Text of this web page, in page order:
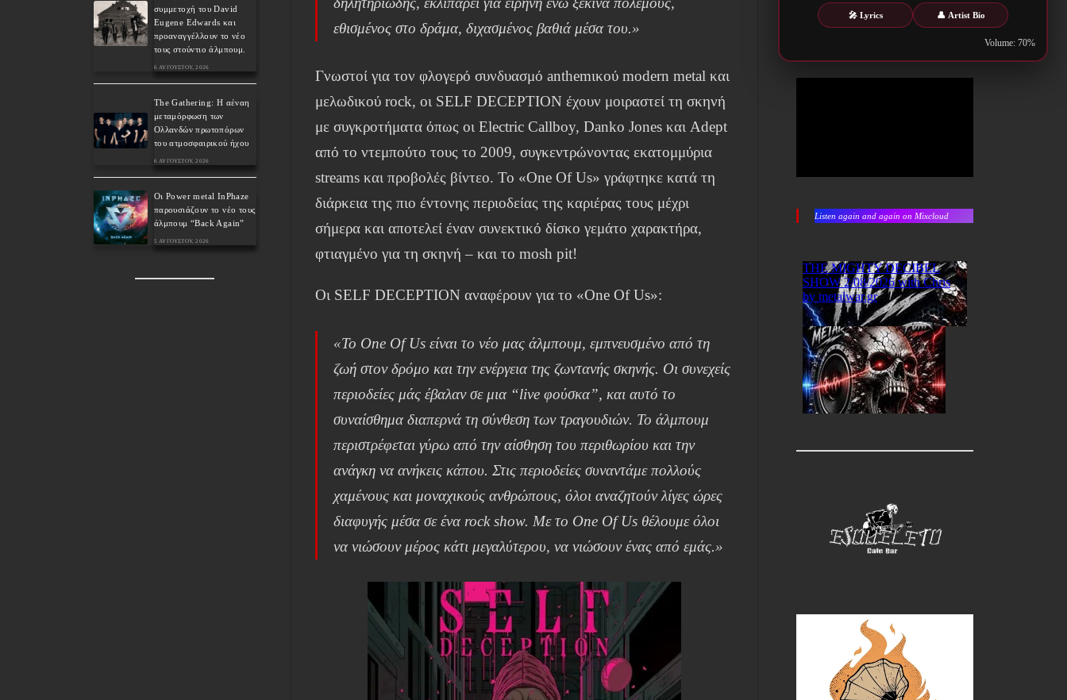
🎤 Lyrics 👤 Artist Bio
Volume: 70%
εθισμένος στο δράμα, διχασμένος βαθιά μέσα του.»
Γνωστοί για τον φλογερό συνδυασμό anthemικού modern metal και
μελωδικού rock, οι SELF DECEPTION έχουν μοιραστεί τη σκηνή
με συγκροτήματα όπως οι Electric Callboy, Danko Jones και Adept
από το ντεμπούτο τους το 2009, συγκεντρώνοντας εκατομμύρια
streams και προβολές βίντεο. Το «One Of Us» γράφτηκε κατά τη
διάρκεια της πιο έντονης περιοδείας της καριέρας τους μέχρι
σήμερα και αποτελεί έναν συνεκτικό δίσκο γεμάτο χαρακτήρα,
φτιαγμένο για τη σκηνή – και το mosh pit!
Οι SELF DECEPTION αναφέρουν για το «One Of Us»:
«Το One Of Us είναι το νέο μας άλμπουμ, εμπνευσμένο από τη
ζωή στον δρόμο και την ενέργεια της ζωντανής σκηνής. Οι συνεχείς
περιοδείες μάς έβαλαν σε μια “live φούσκα”, και αυτό το
συναίσθημα διαπερνά τη σύνθεση των τραγουδιών. Το άλμπουμ
περιστρέφεται γύρω από την αίσθηση του περιθωρίου και την
ανάγκη να ανήκεις κάπου. Στις περιοδείες συναντάμε πολλούς
χαμένους και μοναχικούς ανθρώπους, όλοι αναζητούν λίγες ώρες
διαφυγής μέσα σε ένα rock show. Με το One Of Us θέλουμε όλοι
να νιώσουν μέρος κάτι μεγαλύτερου, να νιώσουν ένας από εμάς.»
συμμετοχή του David
Eugene Edwards και
προαναγγέλλουν το νέο
τους στούντιο άλμπουμ.
6 ΑΥΓΟΎΣΤΟΥ, 2026
The Gathering: Η αέναη
μεταμόρφωση των
Ολλανδών πρωτοπόρων
του ατμοσφαιρικού ήχου
6 ΑΥΓΟΎΣΤΟΥ, 2026
Οι Power metal InPhaze
παρουσιάζουν το νέο τους
άλμπουμ “Back Again”
5 ΑΥΓΟΎΣΤΟΥ, 2026
Listen again and again on Mixcloud